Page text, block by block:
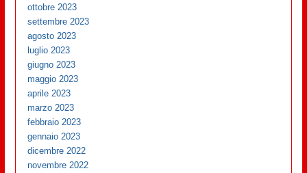
ottobre 2023
settembre 2023
agosto 2023
luglio 2023
giugno 2023
maggio 2023
aprile 2023
marzo 2023
febbraio 2023
gennaio 2023
dicembre 2022
novembre 2022